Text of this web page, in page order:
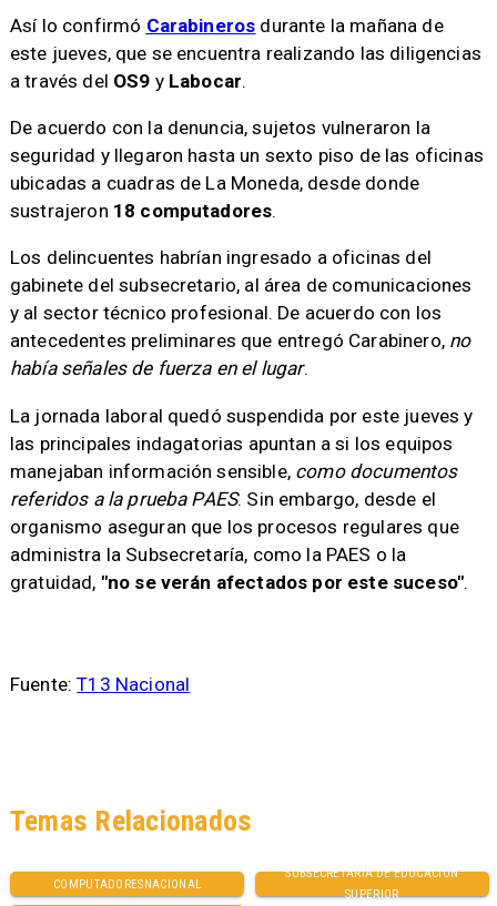
Así lo confirmó Carabineros durante la mañana de
este jueves, que se encuentra realizando las diligencias
a través del OS9 y Labocar.
De acuerdo con la denuncia, sujetos vulneraron la
seguridad y llegaron hasta un sexto piso de las oficinas
ubicadas a cuadras de La Moneda, desde donde
sustrajeron 18 computadores.
Los delincuentes habrían ingresado a oficinas del
gabinete del subsecretario, al área de comunicaciones
y al sector técnico profesional. De acuerdo con los
antecedentes preliminares que entregó Carabinero, no
había señales de fuerza en el lugar.
La jornada laboral quedó suspendida por este jueves y
las principales indagatorias apuntan a si los equipos
manejaban información sensible, como documentos
referidos a la prueba PAES. Sin embargo, desde el
organismo aseguran que los procesos regulares que
administra la Subsecretaría, como la PAES o la
gratuidad, "no se verán afectados por este suceso".
Fuente:T13 Nacional
COMPUTADORESNACIONAL
SUBSECRETARÍA DE EDUCACIÓN
SUPERIOR
Temas Relacionados